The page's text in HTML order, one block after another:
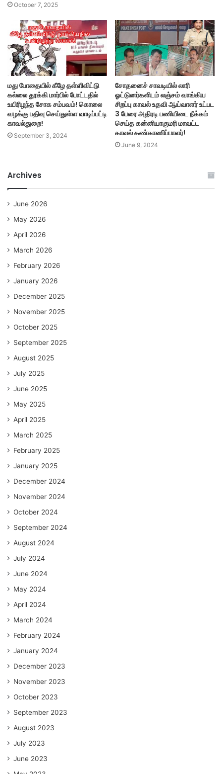
October 7, 2025
மது போதையில் கீழே தள்ளிவிட்டு
கல்லை தூக்கி மார்பில் போட்டதில்
உயிரிழந்த சோக சம்பவம்! கொலை
வழக்கு பதிவு செய்துள்ள வாடிப்பட்டி
காவல்துறை!
September 3, 2024
சோதனைச் சாவடியில் லாரி
ஓட்டுனர்களிடம் லஞ்சம் வாங்கிய
சிறப்பு காவல் உதவி ஆய்வாளர் உட்பட
3 பேரை அதிரடி பணியிடை நீக்கம்
செய்த கன்னியாகுமரி மாவட்ட
காவல் கண்காணிப்பாளர்!
June 9, 2024
Archives
June 2026
May 2026
April 2026
March 2026
February 2026
January 2026
December 2025
November 2025
October 2025
September 2025
August 2025
July 2025
June 2025
May 2025
April 2025
March 2025
February 2025
January 2025
December 2024
November 2024
October 2024
September 2024
August 2024
July 2024
June 2024
May 2024
April 2024
March 2024
February 2024
January 2024
December 2023
November 2023
October 2023
September 2023
August 2023
July 2023
June 2023